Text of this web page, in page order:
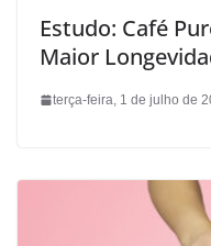
Estudo: Café
Maior
terça-feira, 1 de julho de